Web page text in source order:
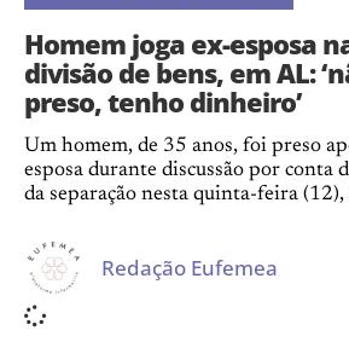
Homem joga ex-esposa
divisão de bens, em AL:
preso, tenho dinheiro’
Um homem, de 35 anos, foi preso
esposa durante discussão por conta
da separação nesta quinta-feira (12),
Redação Eufemea